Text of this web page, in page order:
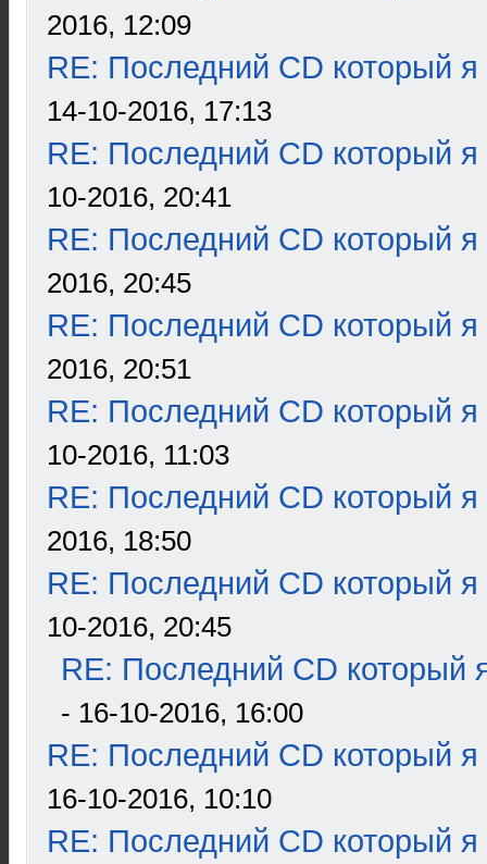
2016, 12:09
RE: Последний CD который я
14-10-2016, 17:13
RE: Последний CD который я
10-2016, 20:41
RE: Последний CD который я
2016, 20:45
RE: Последний CD который я
2016, 20:51
RE: Последний CD который я
10-2016, 11:03
RE: Последний CD который я
2016, 18:50
RE: Последний CD который я
10-2016, 20:45
RE: Последний CD который
- 16-10-2016, 16:00
RE: Последний CD который я
16-10-2016, 10:10
RE: Последний CD который я